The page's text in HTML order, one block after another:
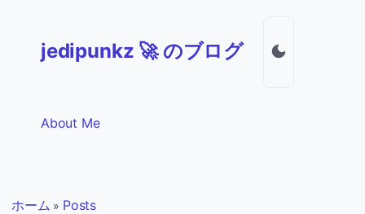
jedipunkz 🚀 のブログ
About Me
ホーム » Posts